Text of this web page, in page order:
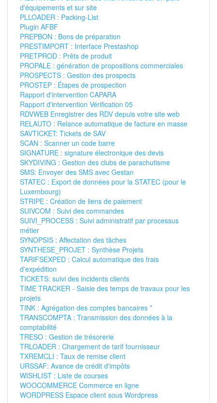
d'équipements et sur site
PLLOADER : Packing-List
Plugin AFBF
PREPBON : Bons de préparation
PRESTIMPORT : Interface Prestashop
PRETPROD : Prêts de produit
PROPALE : génération de propositions commerciales
PROSPECTS : Gestion des prospects
PROSTEP : Étapes de prospection
Rapport d'intervention CAPARA
Rapport d'intervention Vérification 05
RDVWEB Enregistrer des RDV depuis votre site web
RELAUTO : Relance automatique de facture en masse
SAVTICKET: Tickets de SAV
SCAN : Scanner un code barre
SIGNATURE : signature électronique des devis
SKYDIVING : Gestion des clubs de parachutisme
SMS: Envoyer des SMS avec Gestan
STATEC : Export de données pour la STATEC (pour le
Luxembourg)
STRIPE : Création de liens de paiement
SUIVCOM : Suivi des commandes
SUIVI_PROCESS : Suivi administratif par processus
métier
SYNOPSIS : Affectation des tâches
SYNTHESE_PROJET : Synthèse Projets
TARIFSEXPED : Calcul automatique des frais
d'expédition
TICKETS: suivi des incidents clients
TIME TRACKER - Saisie des temps de travaux pour les
projets
TINK : Agrégation des comptes bancaires *
TRANSCOMPTA : Transmission des données à la
comptabilité
TRESO : Gestion de trésorerie
TRLOADER : Chargement de tarif fournisseur
TXREMCLI : Taux de remise client
URSSAF: Avance de crédit d'impôts
WISHLIST : Liste de courses
WOOCOMMERCE Commerce en ligne
WORDPRESS Espace client sous Wordpress